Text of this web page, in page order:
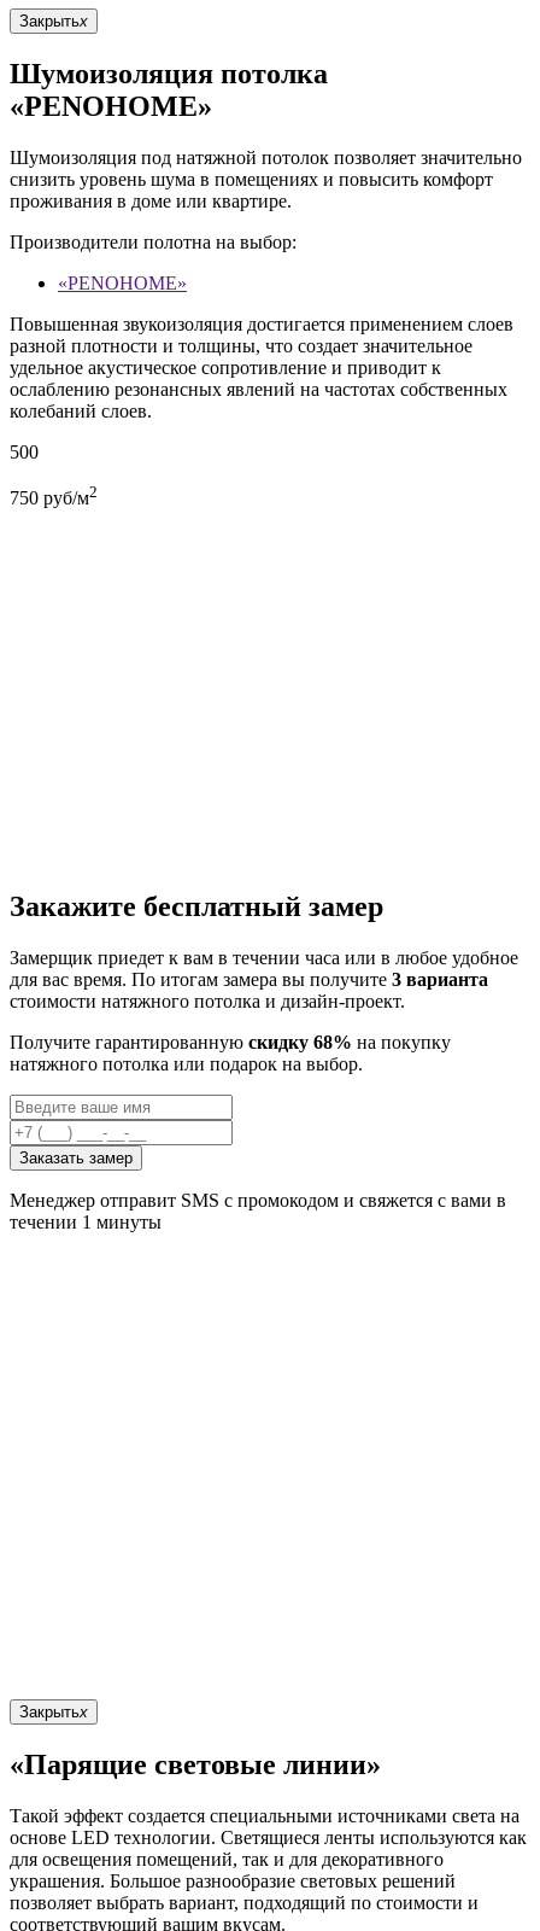
Закрытьx
Шумоизоляция потолка
«PENOHOME»
Шумоизоляция под натяжной потолок позволяет значительно
снизить уровень шума в помещениях и повысить комфорт
проживания в доме или квартире.
Производители полотна на выбор:
«PENOHOME»
Повышенная звукоизоляция достигается применением слоев
разной плотности и толщины, что создает значительное
удельное акустическое сопротивление и приводит к
ослаблению резонансных явлений на частотах собственных
колебаний слоев.
500
750 руб/м2
Закажите бесплатный замер
Замерщик приедет к вам в течении часа или в любое удобное
для вас время. По итогам замера вы получите 3 варианта
стоимости натяжного потолка и дизайн-проект.
Получите гарантированную скидку 68% на покупку
натяжного потолка или подарок на выбор.
Заказать замер
Менеджер отправит SMS с промокодом и свяжется с вами в
течении 1 минуты
Закрытьx
«Парящие световые линии»
Такой эффект создается специальными источниками света на
основе LED технологии. Светящиеся ленты используются как
для освещения помещений, так и для декоративного
украшения. Большое разнообразие световых решений
позволяет выбрать вариант, подходящий по стоимости и
соответствующий вашим вкусам.